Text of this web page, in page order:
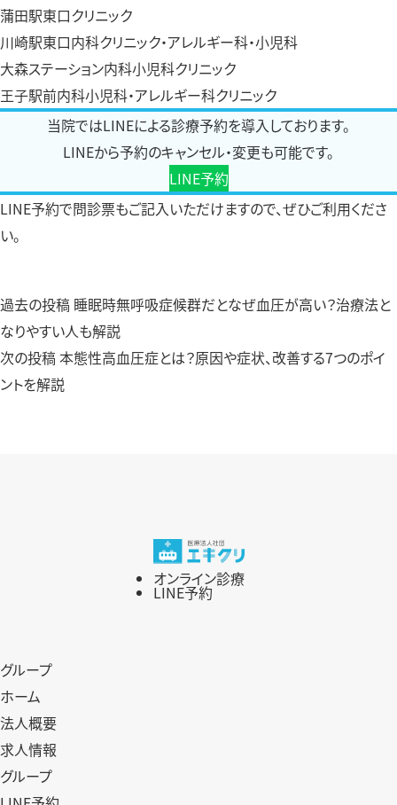
蒲田駅東口クリニック
川崎駅東口内科クリニック・アレルギー科・小児科
大森ステーション内科小児科クリニック
王子駅前内科小児科・アレルギー科クリニック
当院ではLINEによる診療予約を導入しております。
LINEから予約のキャンセル・変更も可能です。
LINE予約
LINE予約で問診票もご記入いただけますので、ぜひご利用くださ
い。
投
稿
ナ
過去の投稿 過
去
の
睡眠時無呼吸症候群だとなぜ血圧が高い？治療法と
なりやすい人も解説
次の投稿 次
の
本態性高血圧症とは？原因や症状、改善する7つのポイ
ントを解説
オンライン診療
LINE予約
グループ
ホーム
法人概要
求人情報
グループ